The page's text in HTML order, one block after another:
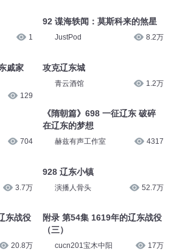
1
戚家
129
704
3.7万
东战役
20.8万
92 谍海轶闻：莫斯科来的煞星
JustPod 8.2万
攻克辽东城
青云酒馆 1.2万
《隋朝篇》698 一征辽东 破碎
在辽东的梦想
赫兹有声工作室 4317
928 辽东小镇
演播人骨头 52.7万
附录 第54集 1619年的辽东战役
（三）
cucn201宝木中阳 17万